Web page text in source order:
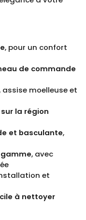
, pour un confort
de commande
assise moelleuse et
la région
et basculante,
, avec
et
à nettoyer